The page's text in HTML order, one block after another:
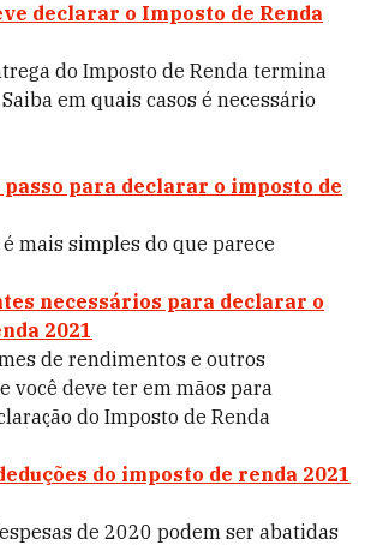
declarar o Imposto de Renda
do Imposto de Renda termina
em quais casos é necessário
passo para declarar o imposto de
é mais simples do que parece
necessários para declarar o
2021
de rendimentos e outros
você deve ter em mãos para
do Imposto de Renda
do imposto de renda 2021
de 2020 podem ser abatidas